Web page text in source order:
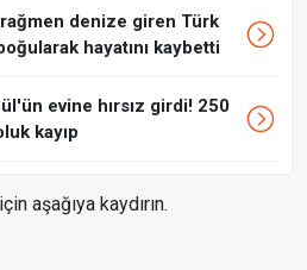
denize giren Türk
hayatını kaybetti
evine hırsız girdi! 250
kayıp
aşağıya kaydırın.